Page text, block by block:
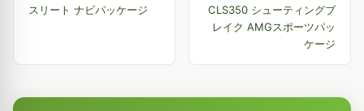
スリート ナビパッケージ
CLS350 シューティングブ
レイク AMGスポーツパッ
ケージ